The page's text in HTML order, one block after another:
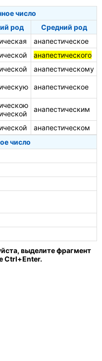
число
род
Средний род
анапестическое
анапестического
анапестическому
анапестическое
анапестическим
анапестическом
число
выделите фрагмент
Ctrl+Enter.